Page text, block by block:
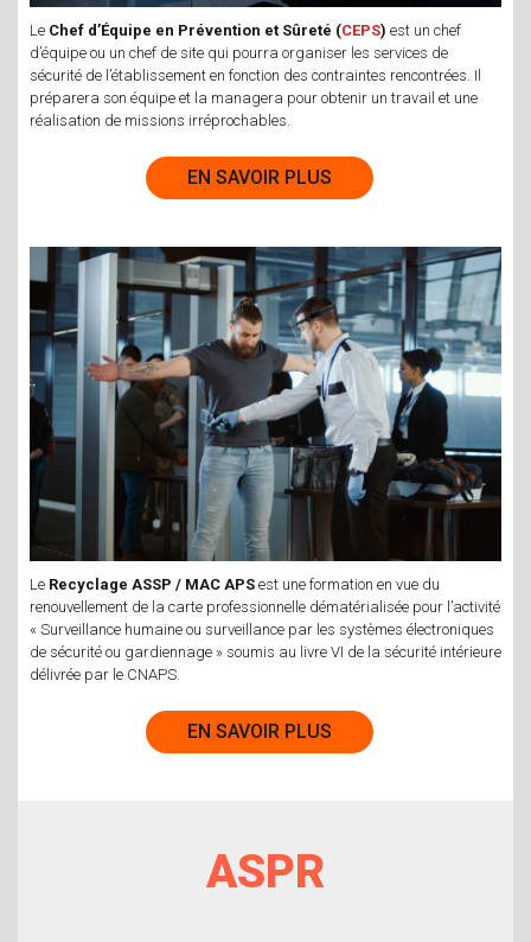
Le Chef d’Équipe en Prévention et Sûreté (CEPS) est un chef
d’équipe ou un chef de site qui pourra organiser les services de
sécurité de l’établissement en fonction des contraintes rencontrées. Il
préparera son équipe et la managera pour obtenir un travail et une
réalisation de missions irréprochables.
EN SAVOIR PLUS
Le Recyclage ASSP / MAC APS est une formation en vue du
renouvellement de la carte professionnelle dématérialisée pour l’activité
« Surveillance humaine ou surveillance par les systèmes électroniques
de sécurité ou gardiennage » soumis au livre VI de la sécurité intérieure
délivrée par le CNAPS.
EN SAVOIR PLUS
ASPR